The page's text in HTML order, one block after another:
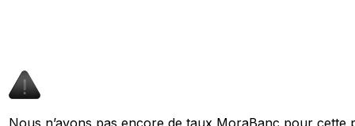
Nous n’avons pas encore de taux MoraBanc pour